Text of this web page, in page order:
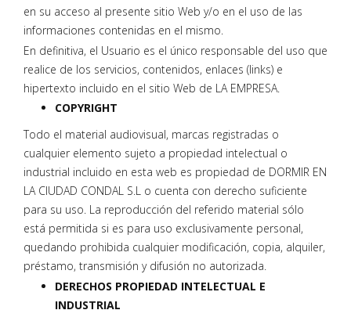
en su acceso al presente sitio Web y/o en el uso de las
informaciones contenidas en el mismo.
En definitiva, el Usuario es el único responsable del uso que
realice de los servicios, contenidos, enlaces (links) e
hipertexto incluido en el sitio Web de LA EMPRESA.
COPYRIGHT
Todo el material audiovisual, marcas registradas o
cualquier elemento sujeto a propiedad intelectual o
industrial incluido en esta web es propiedad de DORMIR EN
LA CIUDAD CONDAL S.L o cuenta con derecho suficiente
para su uso. La reproducción del referido material sólo
está permitida si es para uso exclusivamente personal,
quedando prohibida cualquier modificación, copia, alquiler,
préstamo, transmisión y difusión no autorizada.
DERECHOS PROPIEDAD INTELECTUAL E
INDUSTRIAL